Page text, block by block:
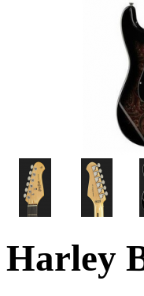
Harley